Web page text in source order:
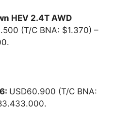
HEV 2.4T AWD
(T/C BNA: $1.370) –
USD60.900 (T/C BNA: